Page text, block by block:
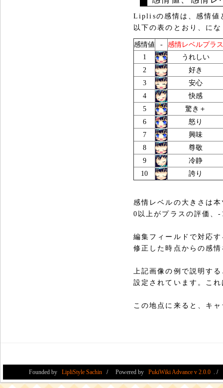
Liplisの感情は、感情値
以下の表のとおり、に
感情値 -
感情レベルプラス
1
うれしい
2
好き
3
安心
4
快感
5
驚き＋
6
怒り
7
興味
8
尊敬
9
冷静
10
誇り
感情レベルの大きさは
0以上がプラスの評価、
編集フィールドで対応
修正した時点からの感
上記画像の例で説明す
設定されています。こ
この地点に来ると、キ
Founded by LipliStyle Sachin Powered by PukiWiki Advance v 2.0.0